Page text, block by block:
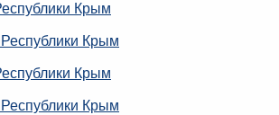
Крым
Крым
Крым
Крым